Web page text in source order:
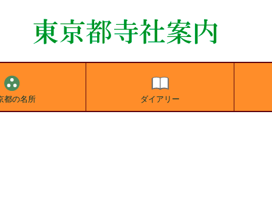
都の名所 ダイアリー